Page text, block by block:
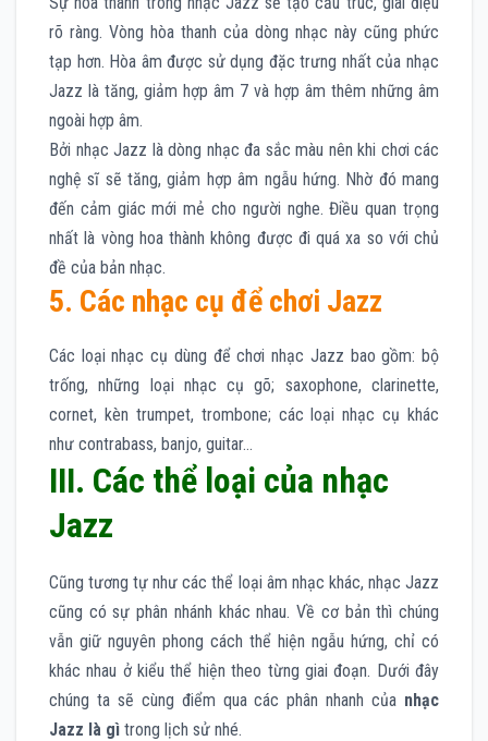
rõ ràng. Vòng hòa thanh của dòng nhạc này cũng phức
tạp hơn. Hòa âm được sử dụng đặc trưng nhất của nhạc
Jazz là tăng, giảm hợp âm 7 và hợp âm thêm những âm
ngoài hợp âm.
Bởi nhạc Jazz là dòng nhạc đa sắc màu nên khi chơi các
nghệ sĩ sẽ tăng, giảm hợp âm ngẫu hứng. Nhờ đó mang
đến cảm giác mới mẻ cho người nghe. Điều quan trọng
nhất là vòng hoa thành không được đi quá xa so với chủ
đề của bản nhạc.
5. Các nhạc cụ để chơi Jazz
Các loại nhạc cụ dùng để chơi nhạc Jazz bao gồm: bộ
trống, những loại nhạc cụ gõ; saxophone, clarinette,
cornet, kèn trumpet, trombone; các loại nhạc cụ khác
như contrabass, banjo, guitar…
III. Các thể loại của nhạc
Jazz
Cũng tương tự như các thể loại âm nhạc khác, nhạc Jazz
cũng có sự phân nhánh khác nhau. Về cơ bản thì chúng
vẫn giữ nguyên phong cách thể hiện ngẫu hứng, chỉ có
khác nhau ở kiểu thể hiện theo từng giai đoạn. Dưới đây
chúng ta sẽ cùng điểm qua các phân nhanh của nhạc
Jazz là gì trong lịch sử nhé.